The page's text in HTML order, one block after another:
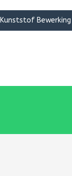
Kunststof Bewerking